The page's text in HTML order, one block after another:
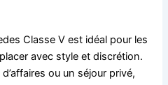
Classe V est idéal pour les
avec style et discrétion.
ou un séjour privé,